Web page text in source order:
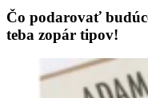
Čo podarovať
teba zopár tipov!